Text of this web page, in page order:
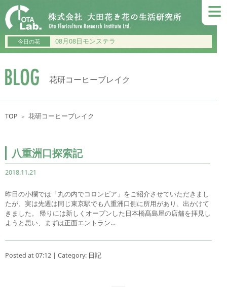
≡
今日の花 08月08日モンステラ
花研コーヒーブレイク
TOP ＞ 花研コーヒーブレイク
八重洲口探索記
2018.11.21
昨日の小欄では「丸の内でコロンビア」をご紹介させていただきまし
たが、実は先週は同じ東京駅でも八重洲口側に所用があり、出かけて
きました。 帰りには新しくオープンした日本橋髙島屋の店舗を拝見し
ようと思い、まずは正面エントラン…
Posted at 07:12 | Category: 日記